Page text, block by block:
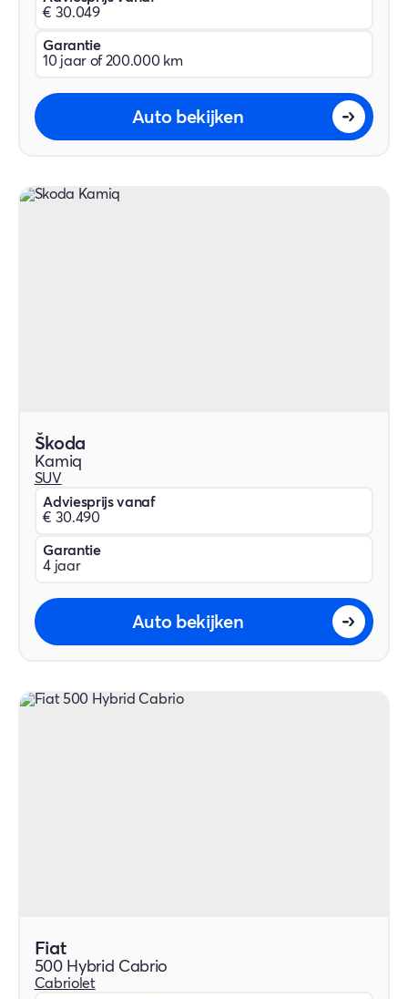
€ 30.049
Garantie
10 jaar of 200.000 km
Auto bekijken
Škoda
Kamiq
SUV
Adviesprijs vanaf
€ 30.490
Garantie
4 jaar
Auto bekijken
Fiat
500 Hybrid Cabrio
Cabriolet